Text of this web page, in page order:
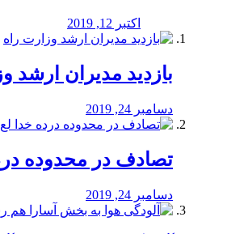
اکتبر 12, 2019
بازدید مدیران ارشد
دسامبر 24, 2019
تصادف در محدوده
دسامبر 24, 2019